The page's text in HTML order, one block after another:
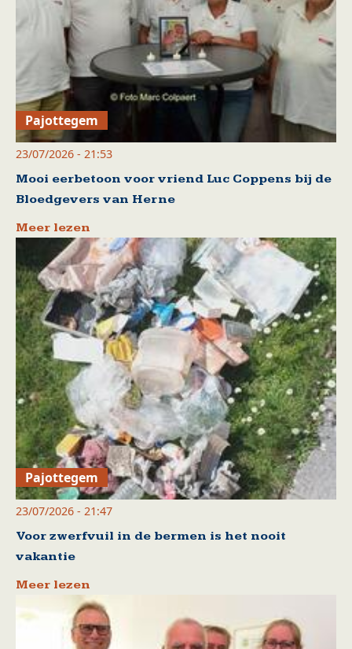
Pajottegem
23/07/2026 - 21:53
Mooi eerbetoon voor vriend Luc Coppens bij de
Bloedgevers van Herne
Meer lezen
Pajottegem
23/07/2026 - 21:47
Voor zwerfvuil in de bermen is het nooit
vakantie
Meer lezen